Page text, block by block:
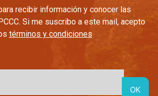
recibir información y conocer las
Si me suscribo a este mail, acepto
términos y condiciones